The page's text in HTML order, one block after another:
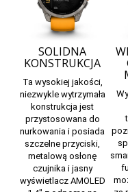
SOLIDNA
KONSTRUKCJA
Ta wysokiej jakości,
niezwykle wytrzymała
konstrukcja jest
przystosowana do
nurkowania i posiada
szczelne przyciski,
metalową osłonę
czujnika i jasny
wyświetlacz AMOLED